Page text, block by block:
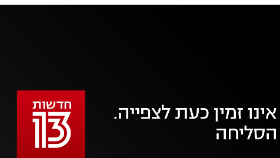
אופס, משהו השתבש